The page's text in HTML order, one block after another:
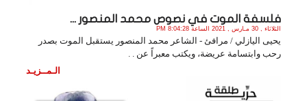
فلسفة الموت في نصوص محمد المنصور ...
الثلاثاء , 30 مـارس , 2021 الساعة 8:04:28 PM
يحيى اليازلي / مرافئ - الشاعر محمد المنصور يستقبل الموت بصدر
رحب وابتسامة عريضة، ويكتب معبراً عن . .
الـمــزيـد